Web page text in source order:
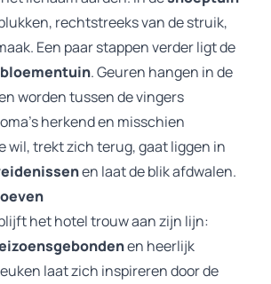
rechtstreeks van de struik,
Een paar stappen verder ligt de
. Geuren hangen in de
worden tussen de vingers
herkend en misschien
wil, trekt zich terug, gaat liggen in
en laat de blik afdwalen.
het hotel trouw aan zijn lijn:
en heerlijk
laat zich inspireren door de